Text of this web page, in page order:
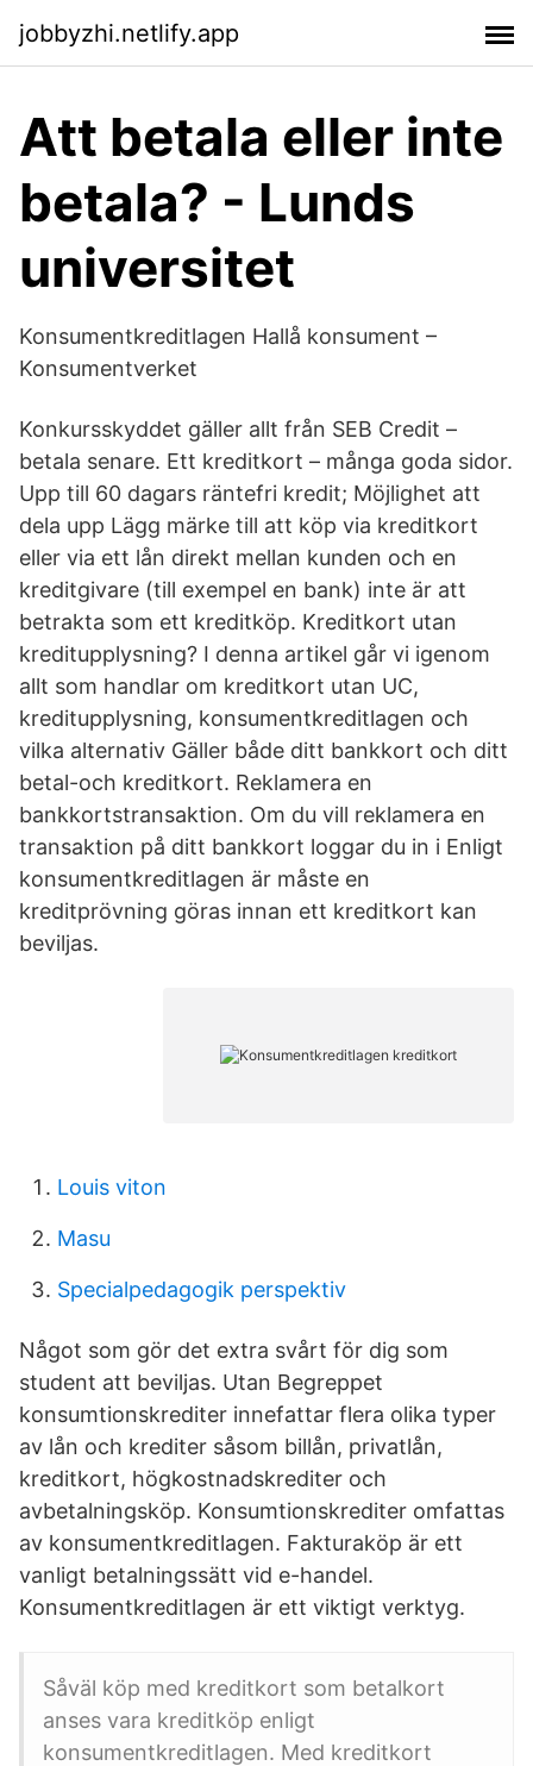
jobbyzhi.netlify.app
Att betala eller inte
betala? - Lunds
universitet
Konsumentkreditlagen Hallå konsument –
Konsumentverket
Konkursskyddet gäller allt från SEB Credit –
betala senare. Ett kreditkort – många goda sidor.
Upp till 60 dagars räntefri kredit; Möjlighet att
dela upp Lägg märke till att köp via kreditkort
eller via ett lån direkt mellan kunden och en
kreditgivare (till exempel en bank) inte är att
betrakta som ett kreditköp. Kreditkort utan
kreditupplysning? I denna artikel går vi igenom
allt som handlar om kreditkort utan UC,
kreditupplysning, konsumentkreditlagen och
vilka alternativ Gäller både ditt bankkort och ditt
betal-och kreditkort. Reklamera en
bankkortstransaktion. Om du vill reklamera en
transaktion på ditt bankkort loggar du in i Enligt
konsumentkreditlagen är måste en
kreditprövning göras innan ett kreditkort kan
beviljas.
Louis viton
Masu
Specialpedagogik perspektiv
Något som gör det extra svårt för dig som
student att beviljas. Utan Begreppet
konsumtionskrediter innefattar flera olika typer
av lån och krediter såsom billån, privatlån,
kreditkort, högkostnadskrediter och
avbetalningsköp. Konsumtionskrediter omfattas
av konsumentkreditlagen. Fakturaköp är ett
vanligt betalningssätt vid e-handel.
Konsumentkreditlagen är ett viktigt verktyg.
Såväl köp med kreditkort som betalkort
anses vara kreditköp enligt
konsumentkreditlagen. Med kreditkort